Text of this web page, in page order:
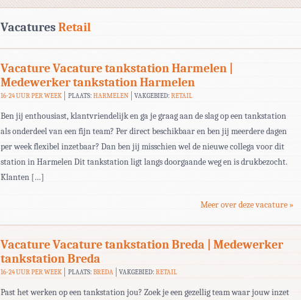
VacaturesRetail
Vacature Vacature tankstation Harmelen |
Medewerker tankstation Harmelen
16-24 UUR PER WEEK PLAATS: HARMELEN VAKGEBIED:RETAIL
Ben jij enthousiast, klantvriendelijk en ga je graag aan de slag op een tankstation
als onderdeel van een fijn team? Per direct beschikbaar en ben jij meerdere dagen
per week flexibel inzetbaar? Dan ben jij misschien wel de nieuwe collega voor dit
station in Harmelen Dit tankstation ligt langs doorgaande weg en is drukbezocht.
Klanten […]
Meer over deze vacature »
Vacature Vacature tankstation Breda | Medewerker
tankstation Breda
16-24 UUR PER WEEK PLAATS: BREDA VAKGEBIED:RETAIL
Past het werken op een tankstation jou? Zoek je een gezellig team waar jouw inzet